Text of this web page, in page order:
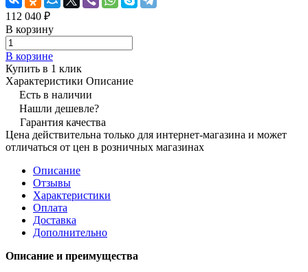
112 040 ₽
В корзину
В корзине
Купить в 1 клик
Характеристики Описание
Есть в наличии
Нашли дешевле?
Гарантия качества
Цена действительна только для интернет-магазина и может
отличаться от цен в розничных магазинах
Описание
Отзывы
Характеристики
Оплата
Доставка
Дополнительно
Описание и преимущества